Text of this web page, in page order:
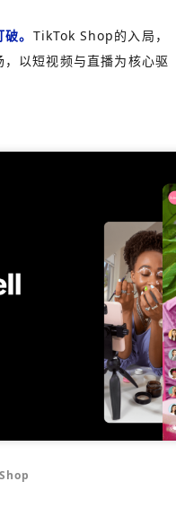
。 TikTok Shop的入局，
以短视频与直播为核心驱